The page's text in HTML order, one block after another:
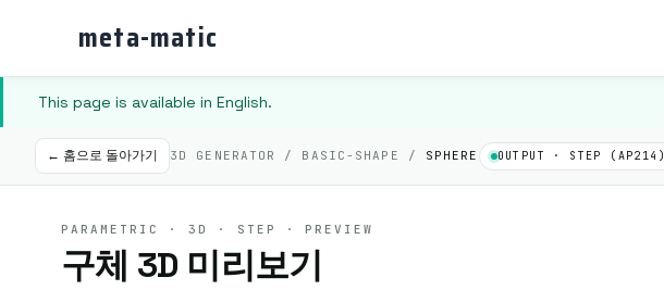
meta-matic
This page is available in English.
← 홈으로 돌아가기 3D GENERATOR / BASIC-SHAPE / SPHERE OUTPUT · STEP (AP214)
PARAMETRIC · 3D · STEP · PREVIEW
구체 3D 미리보기